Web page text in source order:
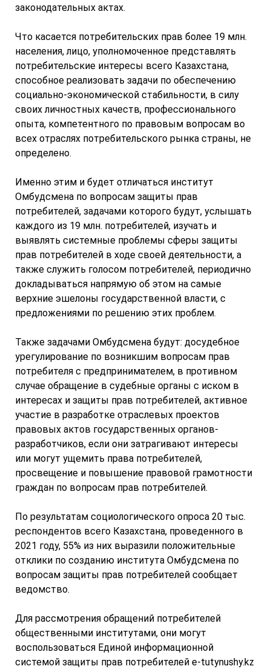
законодательных актах.
Что касается потребительских прав более 19 млн.
населения, лицо, уполномоченное представлять
потребительские интересы всего Казахстана,
способное реализовать задачи по обеспечению
социально-экономической стабильности, в силу
своих личностных качеств, профессионального
опыта, компетентного по правовым вопросам во
всех отраслях потребительского рынка страны, не
определено.
Именно этим и будет отличаться институт
Омбудсмена по вопросам защиты прав
потребителей, задачами которого будут, услышать
каждого из 19 млн. потребителей, изучать и
выявлять системные проблемы сферы защиты
прав потребителей в ходе своей деятельности, а
также служить голосом потребителей, периодично
докладываться напрямую об этом на самые
верхние эшелоны государственной власти, с
предложениями по решению этих проблем.
Также задачами Омбудсмена будут: досудебное
урегулирование по возникшим вопросам прав
потребителя с предпринимателем, в противном
случае обращение в судебные органы с иском в
интересах и защиты прав потребителей, активное
участие в разработке отраслевых проектов
правовых актов государственных органов-
разработчиков, если они затрагивают интересы
или могут ущемить права потребителей,
просвещение и повышение правовой грамотности
граждан по вопросам прав потребителей.
По результатам социологического опроса 20 тыс.
респондентов всего Казахстана, проведенного в
2021 году, 55% из них выразили положительные
отклики по созданию института Омбудсмена по
вопросам защиты прав потребителей сообщает
ведомство.
Для рассмотрения обращений потребителей
общественными институтами, они могут
воспользоваться Единой информационной
системой защиты прав потребителей e-tutynushy.kz